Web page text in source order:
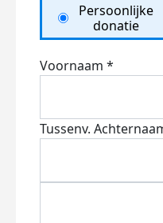
Persoonlijke
donatie
Voornaam *
Tussenv.